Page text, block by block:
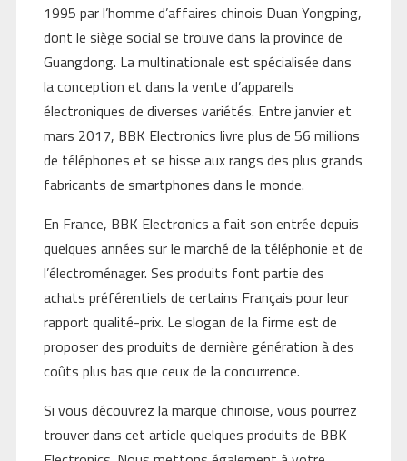
1995 par l’homme d’affaires chinois Duan Yongping,
dont le siège social se trouve dans la province de
Guangdong. La multinationale est spécialisée dans
la conception et dans la vente d’appareils
électroniques de diverses variétés. Entre janvier et
mars 2017, BBK Electronics livre plus de 56 millions
de téléphones et se hisse aux rangs des plus grands
fabricants de smartphones dans le monde.
En France, BBK Electronics a fait son entrée depuis
quelques années sur le marché de la téléphonie et de
l’électroménager. Ses produits font partie des
achats préférentiels de certains Français pour leur
rapport qualité-prix. Le slogan de la firme est de
proposer des produits de dernière génération à des
coûts plus bas que ceux de la concurrence.
Si vous découvrez la marque chinoise, vous pourrez
trouver dans cet article quelques produits de BBK